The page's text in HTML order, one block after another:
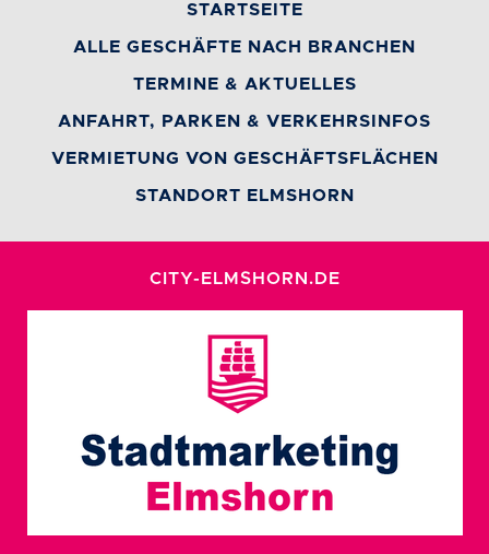
STARTSEITE
ALLE GESCHÄFTE NACH BRANCHEN
TERMINE & AKTUELLES
ANFAHRT, PARKEN & VERKEHRSINFOS
VERMIETUNG VON GESCHÄFTSFLÄCHEN
STANDORT ELMSHORN
CITY-ELMSHORN.DE